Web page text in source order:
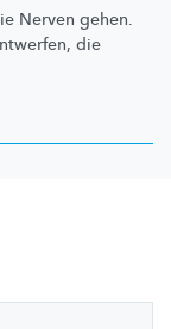
Nerven gehen.
die